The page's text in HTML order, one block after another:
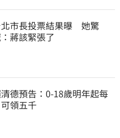
市長投票結果曝　她驚
蔣該緊張了
德預告：0-18歲明年起每
領五千